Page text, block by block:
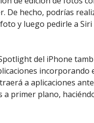
De hecho, podrías
y luego pedirle a Siri
del iPhone
incorporando
a aplicaciones
a primer plano,